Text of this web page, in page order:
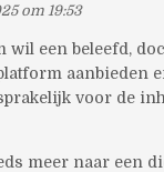
om 19:53
wil een beleefd,
aanbieden
voor de
meer naar een